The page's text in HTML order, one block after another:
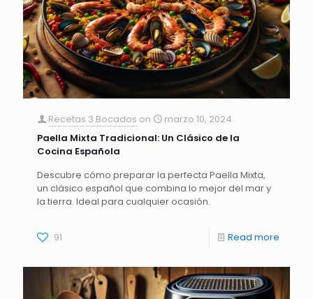
Recetas 3 Bocados on
marzo 10, 2024
Paella Mixta Tradicional: Un Clásico de la
Cocina Española
Descubre cómo preparar la perfecta Paella Mixta,
un clásico español que combina lo mejor del mar y
la tierra. Ideal para cualquier ocasión.
91 Read more